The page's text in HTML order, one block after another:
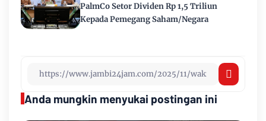
PalmCo Setor Dividen Rp 1,5 Triliun
Kepada Pemegang Saham/Negara
Anda mungkin menyukai postingan ini